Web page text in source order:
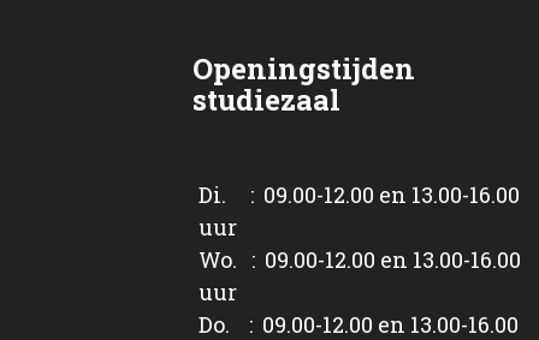
Openingstijden
studiezaal
Di. : 09.00-12.00 en 13.00-16.00
uur
Wo. : 09.00-12.00 en 13.00-16.00
uur
Do. : 09.00-12.00 en 13.00-16.00